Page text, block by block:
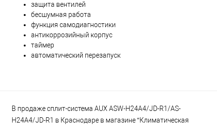
защита вентилей
бесшумная работа
функция самодиагностики
антикоррозийный корпус
таймер
автоматический перезапуск
В продаже сплит-система AUX ASW-H24A4/JD-R1/AS-
H24A4/JD-R1 в Краснодаре в магазине “Климатическая